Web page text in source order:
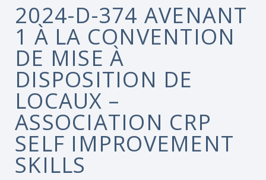
2024-D-374 AVENANT
1 À LA CONVENTION
DE MISE À
DISPOSITION DE
LOCAUX –
ASSOCIATION CRP
SELF IMPROVEMENT
SKILLS